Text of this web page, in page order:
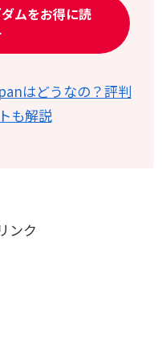
ムをお得に読
はどうなの？評判
も解説
ンク